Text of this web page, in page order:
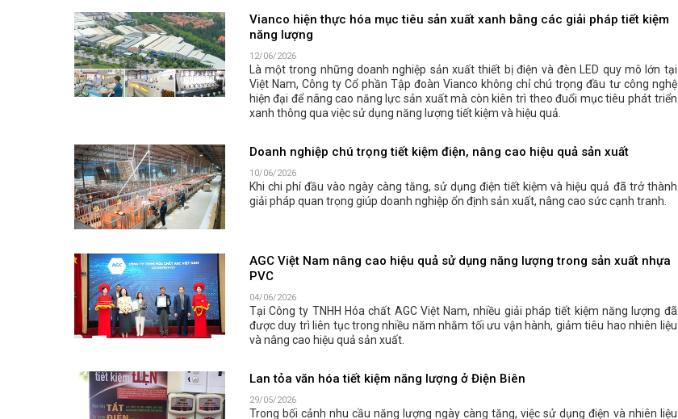
Vianco hiện thực hóa mục tiêu sản xuất xanh bằng các giải pháp tiết kiệm
năng lượng
12/06/2026
Là một trong những doanh nghiệp sản xuất thiết bị điện và đèn LED quy mô lớn tại
Việt Nam, Công ty Cổ phần Tập đoàn Vianco không chỉ chú trọng đầu tư công nghệ
hiện đại để nâng cao năng lực sản xuất mà còn kiên trì theo đuổi mục tiêu phát triển
xanh thông qua việc sử dụng năng lượng tiết kiệm và hiệu quả.
Doanh nghiệp chú trọng tiết kiệm điện, nâng cao hiệu quả sản xuất
10/06/2026
Khi chi phí đầu vào ngày càng tăng, sử dụng điện tiết kiệm và hiệu quả đã trở thành
giải pháp quan trọng giúp doanh nghiệp ổn định sản xuất, nâng cao sức cạnh tranh.
AGC Việt Nam nâng cao hiệu quả sử dụng năng lượng trong sản xuất nhựa
PVC
04/06/2026
Tại Công ty TNHH Hóa chất AGC Việt Nam, nhiều giải pháp tiết kiệm năng lượng đã
được duy trì liên tục trong nhiều năm nhằm tối ưu vận hành, giảm tiêu hao nhiên liệu
và nâng cao hiệu quả sản xuất.
Lan tỏa văn hóa tiết kiệm năng lượng ở Điện Biên
29/05/2026
Trong bối cảnh nhu cầu năng lượng ngày càng tăng, việc sử dụng điện và nhiên liệu